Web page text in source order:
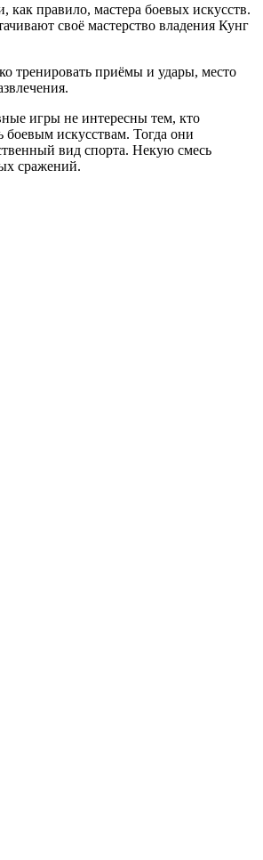
правило, мастера боевых искусств.
своё мастерство владения Кунг
тренировать приёмы и удары, место
игры не интересны тем, кто
искусствам. Тогда они
вид спорта. Некую смесь
сражений.